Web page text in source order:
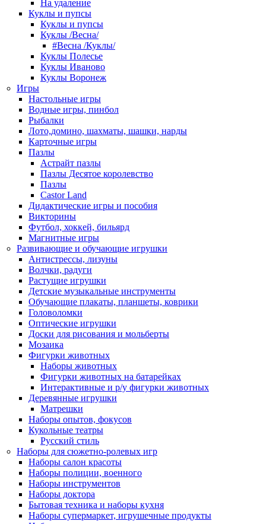
На удаление
Куклы и пупсы
Куклы и пупсы
Куклы /Весна/
#Весна /Куклы/
Куклы Полесье
Куклы Иваново
Куклы Воронеж
Игры
Настольные игры
Водные игры, пинбол
Рыбалки
Лото,домино, шахматы, шашки, нарды
Карточные игры
Пазлы
Астрайт пазлы
Пазлы Десятое королевство
Пазлы
Castor Land
Дидактические игры и пособия
Викторины
Футбол, хоккей, бильярд
Магнитные игры
Развивающие и обучающие игрушки
Антистрессы, лизуны
Волчки, радуги
Растущие игрушки
Детские музыкальные инструменты
Обучающие плакаты, планшеты, коврики
Головоломки
Оптические игрушки
Доски для рисования и мольберты
Мозаика
Фигурки животных
Наборы животных
Фигурки животных на батарейках
Интерактивные и р/у фигурки животных
Деревянные игрушки
Матрешки
Наборы опытов, фокусов
Кукольные театры
Русский стиль
Наборы для сюжетно-ролевых игр
Наборы салон красоты
Наборы полиции, военного
Наборы инструментов
Наборы доктора
Бытовая техника и наборы кухня
Наборы супермаркет, игрушечные продукты